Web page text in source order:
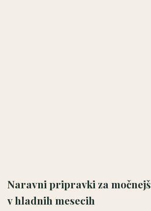
Naravni pripravki za
v hladnih mesecih